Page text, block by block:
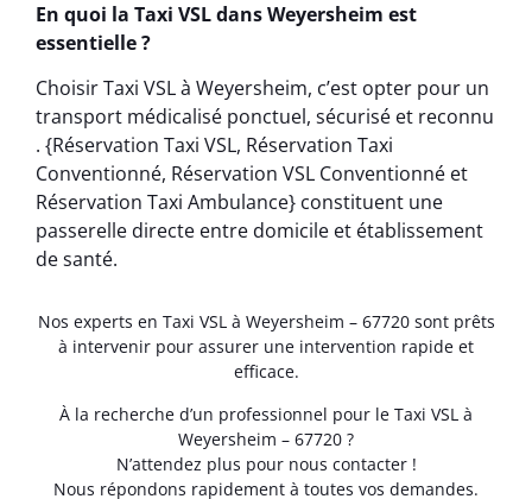
En quoi la Taxi VSL dans Weyersheim est
essentielle ?
Choisir Taxi VSL à Weyersheim, c’est opter pour un
transport médicalisé ponctuel, sécurisé et reconnu
. {Réservation Taxi VSL, Réservation Taxi
Conventionné, Réservation VSL Conventionné et
Réservation Taxi Ambulance} constituent une
passerelle directe entre domicile et établissement
de santé.
Nos experts en Taxi VSL à Weyersheim – 67720 sont prêts
à intervenir pour assurer une intervention rapide et
efficace.
À la recherche d’un professionnel pour le Taxi VSL à
Weyersheim – 67720 ?
N’attendez plus pour nous contacter !
Nous répondons rapidement à toutes vos demandes.